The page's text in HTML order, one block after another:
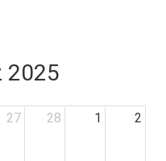
2025
27 28 1 2